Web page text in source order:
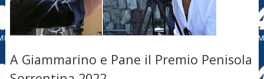
A Giammarino e Pane il Premio Penisola